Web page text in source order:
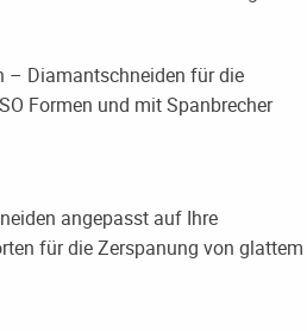
– Diamantschneiden für die
Formen und mit Spanbrecher
angepasst auf Ihre
für die Zerspanung von glattem